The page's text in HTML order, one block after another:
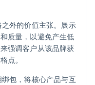
外的价值主张。展示
质量，以避免产生低
强调客户从该品牌获
点。
包，将核心产品与互